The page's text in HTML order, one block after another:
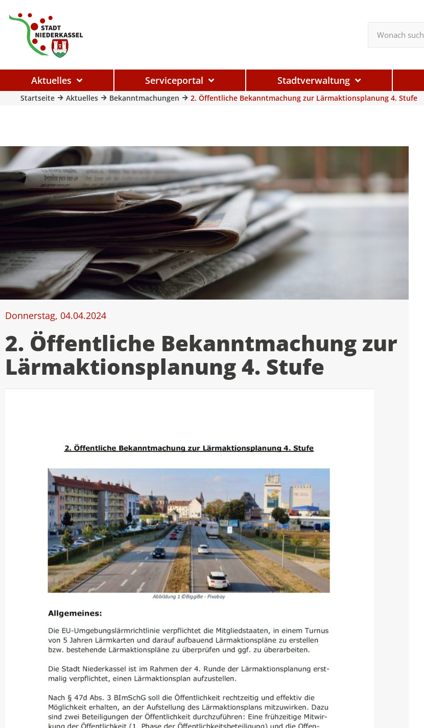
Aktuelles Serviceportal Stadtverwaltung
Startseite Aktuelles Bekanntmachungen 2. Öffentliche Bekanntmachung zur Lärmaktionsplanung 4. Stufe
Donnerstag, 04.04.2024
2. Öffentliche Bekanntmachung zur
Lärmaktionsplanung 4. Stufe